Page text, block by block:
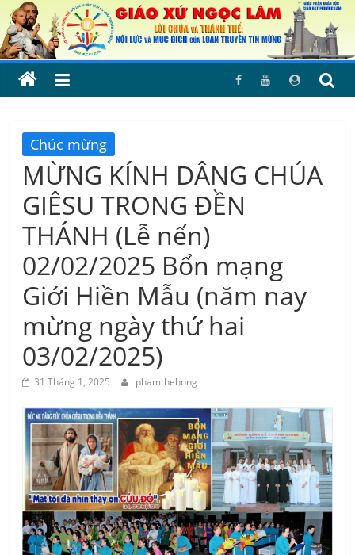
Skip
to
content
Chúc mừng
MỪNG KÍNH DÂNG CHÚA
GIÊSU TRONG ĐỀN
THÁNH (Lễ nến)
02/02/2025 Bổn mạng
Giới Hiền Mẫu (năm nay
mừng ngày thứ hai
03/02/2025)
31 Tháng 1, 2025 phamthehong